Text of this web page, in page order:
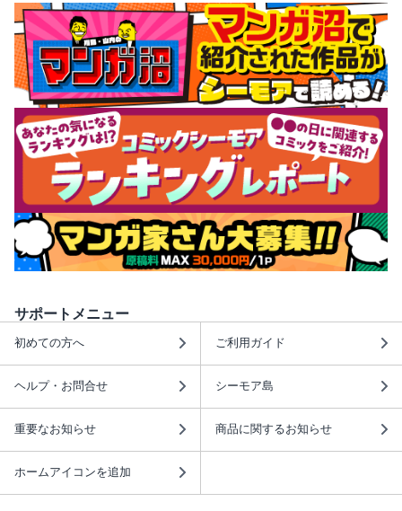
サポートメニュー
初めての方へ ご利用ガイド
ヘルプ・お問合せ シーモア島
重要なお知らせ 商品に関するお知らせ
ホームアイコンを追加